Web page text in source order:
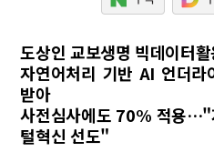
도상인 교보생명 빅데이터
자연어처리 기반 AI 언더
받아
사전심사에도 70% 적용…"
털혁신 선도"